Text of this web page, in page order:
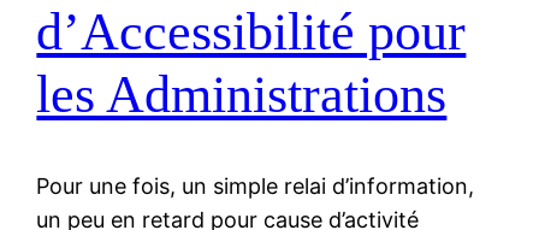
d’Accessibilité pour
les Administrations
Pour une fois, un simple relai d’information,
un peu en retard pour cause d’activité